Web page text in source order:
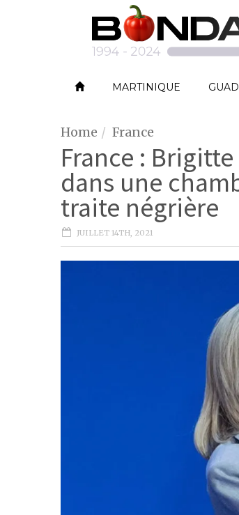
MARTINIQUE
Home France
France :
dans une
traite négrière
JUILLET 14TH, 2021